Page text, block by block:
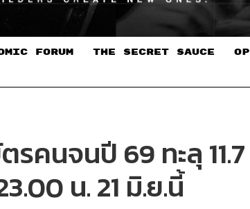
FORUM THE SECRET SAUCE​
คนจนปี 69 ทะลุ
น. 21 มิ.ย.นี้